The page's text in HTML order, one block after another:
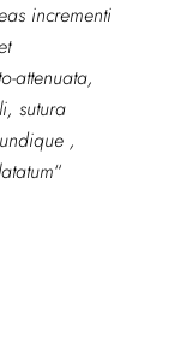
incrementi
attenuata,
sutura
,
“